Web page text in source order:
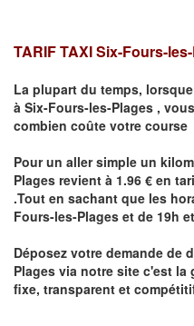
TARIF TAXI Six-Fours-
La plupart du temps,
à Six-Fours-les-Plages ,
combien coûte votre course
Pour un aller simple un
Plages revient à 1.96 € en
.Tout en sachant que les
Fours-les-Plages et de 19h
Déposez votre demande de
Plages via notre site c'est la
fixe, transparent et